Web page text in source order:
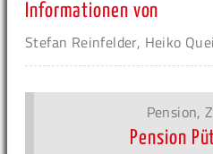
Informationen von
Stefan Reinfelder, Heiko
Pension,
Pension